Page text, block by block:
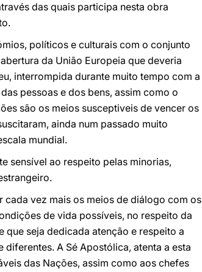
das quais participa nesta obra
políticos e culturais com o conjunto
da União Europeia que deveria
interrompida durante muito tempo com a
pessoas e dos bens, assim como o
são os meios susceptiveis de vencer os
ainda num passado muito
mundial.
sensível ao respeito pelas minorias,
cada vez mais os meios de diálogo com os
de vida possíveis, no respeito da
que seja dedicada atenção e respeito a
A Sé Apostólica, atenta a esta
das Nações, assim como aos chefes